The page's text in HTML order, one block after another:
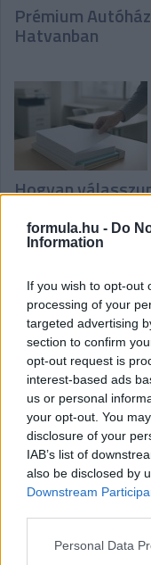
formula.hu - Do
Information
If you wish to opt-out
processing of your
targeted advertising
section to confirm
opt-out request is
interest-based ads
us or personal
your opt-out. You
disclosure of your
IAB’s list of
also be disclosed by
Downstream
Please note that this
Personal Data
Prémium
Hatvanban
Hogyan
Élj a
mellett!
Új korszak a
vette át a